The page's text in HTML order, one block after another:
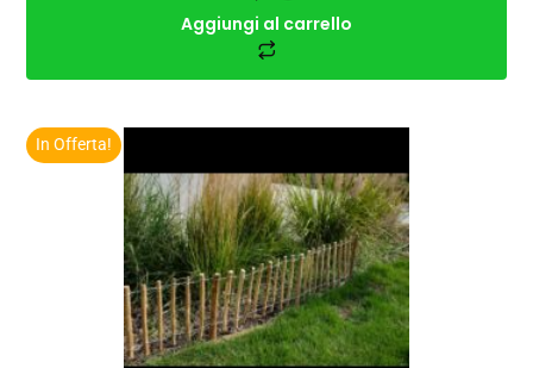
Aggiungi al carrello
In Offerta!